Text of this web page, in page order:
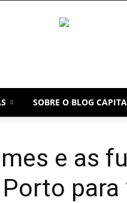
SOBRE O BLOG
e as
para